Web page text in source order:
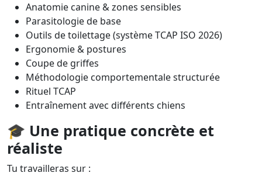
Anatomie canine & zones sensibles
Parasitologie de base
Outils de toilettage (système TCAP ISO 2026)
Ergonomie & postures
Coupe de griffes
Méthodologie comportementale structurée
Rituel TCAP
Entraînement avec différents chiens
🎓 Une pratique concrète et
réaliste
Tu travailleras sur :